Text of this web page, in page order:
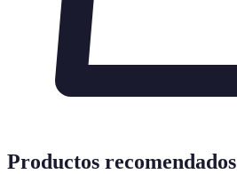
Productos recomendados